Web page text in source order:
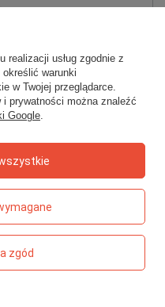
produkt
produkt
towar
realizacji usług zgodnie z
warunki
w Twojej przeglądarce.
prywatności można znaleźć
Google.
zgód